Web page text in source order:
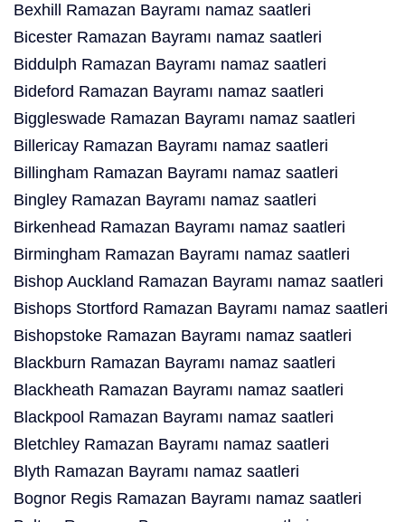
Bexhill Ramazan Bayramı namaz saatleri
Bicester Ramazan Bayramı namaz saatleri
Biddulph Ramazan Bayramı namaz saatleri
Bideford Ramazan Bayramı namaz saatleri
Biggleswade Ramazan Bayramı namaz saatleri
Billericay Ramazan Bayramı namaz saatleri
Billingham Ramazan Bayramı namaz saatleri
Bingley Ramazan Bayramı namaz saatleri
Birkenhead Ramazan Bayramı namaz saatleri
Birmingham Ramazan Bayramı namaz saatleri
Bishop Auckland Ramazan Bayramı namaz saatleri
Bishops Stortford Ramazan Bayramı namaz saatleri
Bishopstoke Ramazan Bayramı namaz saatleri
Blackburn Ramazan Bayramı namaz saatleri
Blackheath Ramazan Bayramı namaz saatleri
Blackpool Ramazan Bayramı namaz saatleri
Bletchley Ramazan Bayramı namaz saatleri
Blyth Ramazan Bayramı namaz saatleri
Bognor Regis Ramazan Bayramı namaz saatleri